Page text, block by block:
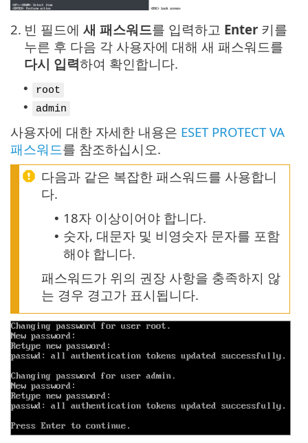
2. 빈 필드에 새 패스워드를 입력하고 Enter 키를
누른 후 다음 각 사용자에 대해 새 패스워드를
다시 입력하여 확인합니다.
• root
• admin
사용자에 대한 자세한 내용은 ESET PROTECT VA
패스워드를 참조하십시오.
다음과 같은 복잡한 패스워드를 사용합니
다.
• 18자 이상이어야 합니다.
• 숫자, 대문자 및 비영숫자 문자를 포함
해야 합니다.
패스워드가 위의 권장 사항을 충족하지 않
는 경우 경고가 표시됩니다.